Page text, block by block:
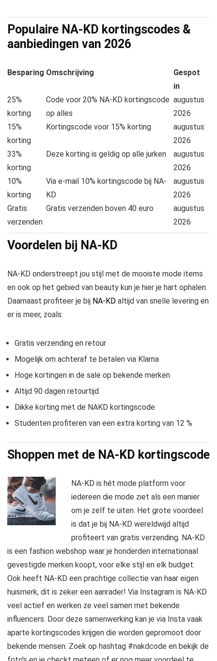
Populaire NA-KD kortingscodes &
aanbiedingen van 2026
Besparing Omschrijving
Gespot
in
25%
korting
Code voor 20% NA-KD kortingscode
op alles
augustus
2026
15%
korting
Kortingscode voor 15% korting
augustus
2026
33%
korting
Deze korting is geldig op alle jurken
augustus
2026
10%
korting
Via e-mail 10% kortingscode bij NA-
KD
augustus
2026
Gratis
verzenden
Gratis verzenden boven 40 euro
augustus
2026
Voordelen bij NA-KD
NA-KD onderstreept jou stijl met de mooiste mode items
en ook op het gebied van beauty kun je hier je hart ophalen.
Daarnaast profiteer je bij NA-KD altijd van snelle levering en
er is meer, zoals:
Gratis verzending en retour
Mogelijk om achteraf te betalen via Klarna
Hoge kortingen in de sale op bekende merken
Altijd 90 dagen retourtijd
Dikke korting met de NAKD kortingscode
Studenten profiteren van een extra korting van 12 %
Shoppen met de NA-KD kortingscode
NA-KD is hét mode platform voor
iedereen die mode ziet als een manier
om je zelf te uiten. Het grote voordeel
is dat je bij NA-KD wereldwijd altijd
profiteert van gratis verzending. NA-KD
is een fashion webshop waar je honderden internationaal
gevestigde merken koopt, voor elke stijl en elk budget.
Ook heeft NA-KD een prachtige collectie van haar eigen
huismerk, dit is zeker een aanrader! Via Instagram is NA-KD
veel actief en werken ze veel samen met bekende
influencers. Door deze samenwerking kan je via Insta vaak
aparte kortingscodes krijgen die worden gepromoot door
bekende mensen. Zoek op hashtag #nakdcode en bekijk de